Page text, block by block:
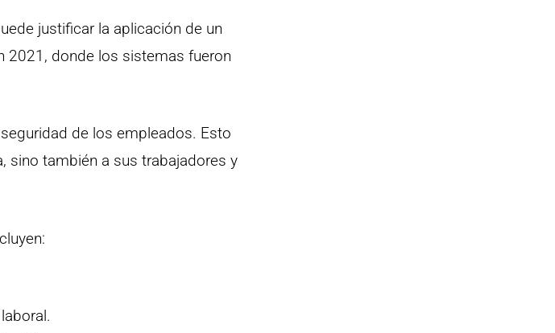
justificar la aplicación de un
2021, donde los sistemas fueron
de los empleados. Esto
sino también a sus trabajadores y